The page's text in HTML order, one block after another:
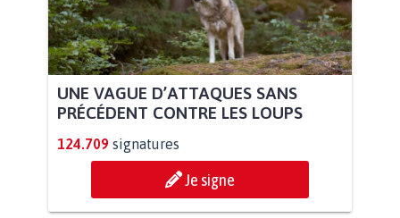
UNE VAGUE D’ATTAQUES SANS
PRÉCÉDENT CONTRE LES LOUPS
124.709 signatures
Je signe